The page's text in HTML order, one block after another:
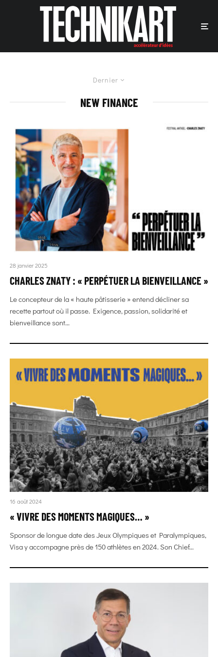
Dernier
NEW FINANCE
28 janvier 2025
CHARLES ZNATY : « PERPÉTUER LA BIENVEILLANCE »
Le concepteur de la « haute pâtisserie » entend décliner sa
recette partout où il passe. Exigence, passion, solidarité et
bienveillance sont...
16 août 2024
« VIVRE DES MOMENTS MAGIQUES… »
Sponsor de longue date des Jeux Olympiques et Paralympiques,
Visa y accompagne près de 150 athlètes en 2024. Son Chief...